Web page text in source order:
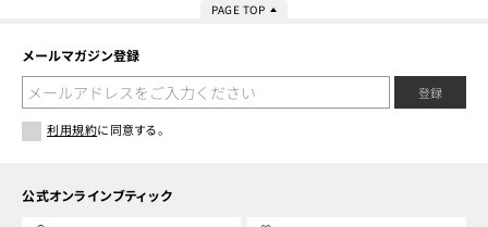
PAGE TOP
メールマガジン登録
登録
利用規約に同意する。
公式オンラインブティック